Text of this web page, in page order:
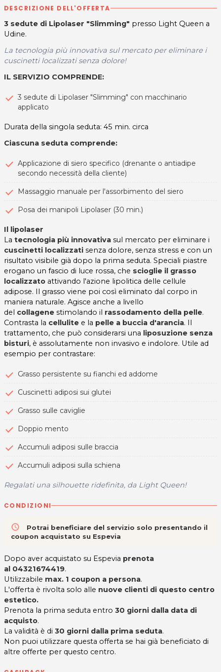
DESCRIZIONE DELL'OFFERTA
3 sedute di Lipolaser "Slimming" presso Light Queen a
Udine.
La tecnologia più innovativa sul mercato per eliminare i
cuscinetti localizzati senza dolore!
IL SERVIZIO COMPRENDE:
3 sedute di Lipolaser "Slimming" con macchinario
applicato
Durata della singola seduta: 45 min. circa
Ciascuna seduta comprende:
Applicazione di siero specifico (drenante o antiadipe
secondo necessità della cliente)
Massaggio manuale per l'assorbimento del siero
Posa dei manipoli Lipolaser (30 min.)
Il lipolaser
La tecnologia più innovativa sul mercato per eliminare i
cuscinetti localizzati senza dolore, senza stress e con un
risultato visibile già dopo la prima seduta. Speciali piastre
erogano un fascio di luce rossa, che scioglie il grasso
localizzato attivando l'azione lipolitica delle cellule
adipose. Il grasso viene poi così eliminato dal corpo in
maniera naturale. Agisce anche a livello
del collagene stimolando il rassodamento della pelle.
Contrasta la cellulite e la pelle a buccia d'arancia. Il
trattamento, che può considerarsi una liposuzione senza
bisturi, è assolutamente non invasivo e indolore. Utile ad
esempio per contrastare:
Grasso persistente su fianchi ed addome
Cuscinetti adiposi sui glutei
Grasso sulle caviglie
Doppio mento
Accumuli adiposi sulle braccia
Accumuli adiposi sulla schiena
Regalati una silhouette ridefinita, da Light Queen!
CONDIZIONI
access_time
Potrai beneficiare del servizio solo presentando il
coupon acquistato su Espevia
Dopo aver acquistato su Espevia prenota
al 04321674419.
Utilizzabile max. 1 coupon a persona.
L'offerta è rivolta solo alle nuove clienti di questo centro
estetico.
Prenota la prima seduta entro 30 giorni dalla data di
acquisto.
La validità è di 30 giorni dalla prima seduta.
Non puoi utilizzare questa offerta se hai già beneficiato di
altre offerte per questo centro.